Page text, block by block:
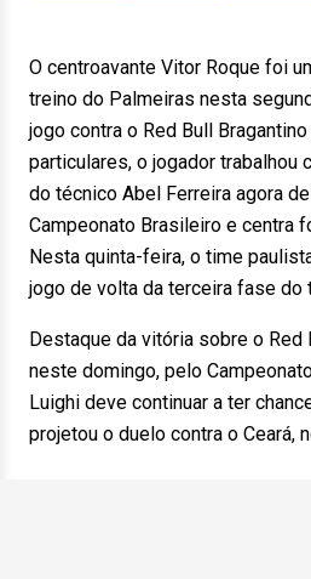
O centroavante Vitor Roque foi
treino do Palmeiras nesta
jogo contra o Red Bull
particulares, o jogador trabalhou
do técnico Abel Ferreira agora
Campeonato Brasileiro e centra
Nesta quinta-feira, o time
jogo de volta da terceira fase do
Destaque da vitória sobre o Red
neste domingo, pelo
Luighi deve continuar a ter
projetou o duelo contra o Ceará,